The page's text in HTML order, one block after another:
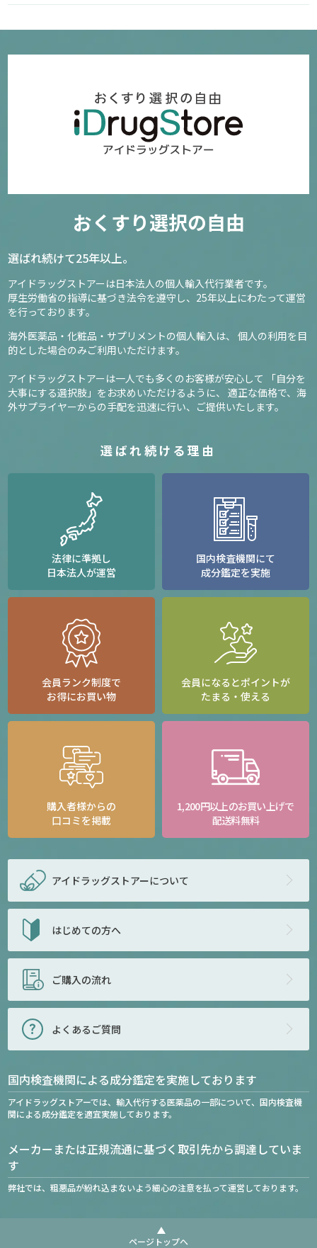
おくすり選択の自由
選ばれ続けて25年以上。
アイドラッグストアーは日本法人の個人輸入代行業者です。
厚生労働省の指導に基づき法令を遵守し、 25年以上にわたって運営
を行っております。
海外医薬品・化粧品・サプリメントの個人輸入は、
個人の利用を目
的とした場合のみご利用いただけます。
アイドラッグストアーは一人でも多くのお客様が安心して
「自分を
大事にする選択肢」をお求めいただけるように、
適正な価格で、海
外サプライヤーからの手配を迅速に行い、ご提供いたします。
選ばれ続ける理由
法律に準拠し
日本法人が運営
国内検査機関にて
成分鑑定を実施
会員ランク制度で
お得にお買い物
会員になるとポイントが
たまる・使える
購入者様からの
口コミを掲載
1,200円以上のお買い上げで
配送料無料
アイドラッグストアーについて
はじめての方へ
ご購入の流れ
よくあるご質問
国内検査機関による成分鑑定を実施しております
アイドラッグストアーでは、輸入代行する医薬品の一部について、国内検査機
関による成分鑑定を適宜実施しております。
メーカーまたは正規流通に基づく取引先から調達していま
す
弊社では、粗悪品が紛れ込まないよう細心の注意を払って運営しております。
ページトップへ